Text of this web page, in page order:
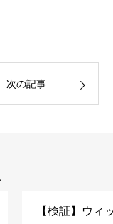
次の記事
【検証】ウィ